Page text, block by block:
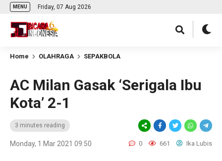
MENU Friday, 07 Aug 2026
Home OLAHRAGA SEPAKBOLA
AC Milan Gasak ‘Serigala Ibu
Kota’ 2-1
3 minutes reading
Monday, 1 Mar 2021 09:50 0 661 Ika Lubis